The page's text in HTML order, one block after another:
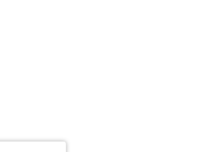
Color: Morado, Talla: Petite XXS